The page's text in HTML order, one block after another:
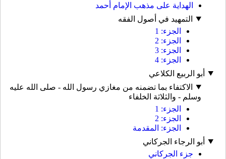
الهداية على مذهب الإمام أحمد
التمهيد في أصول الفقه
الجزء: 1
الجزء: 2
الجزء: 3
الجزء: 4
أبو الربيع الكلاعي
الاكتفاء بما تضمنه من مغازي رسول الله - صلى الله عليه
وسلم - والثلاثة الخلفاء
الجزء: 1
الجزء: 2
الجزء: المقدمة
أبو الرجاء الجركاني
جزء الجركاني